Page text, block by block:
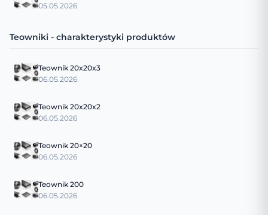
05.05.2026
Teowniki - charakterystyki produktów
Teownik 20x20x3
06.05.2026
Teownik 20x20x2
06.05.2026
Teownik 20×20
06.05.2026
Teownik 200
06.05.2026